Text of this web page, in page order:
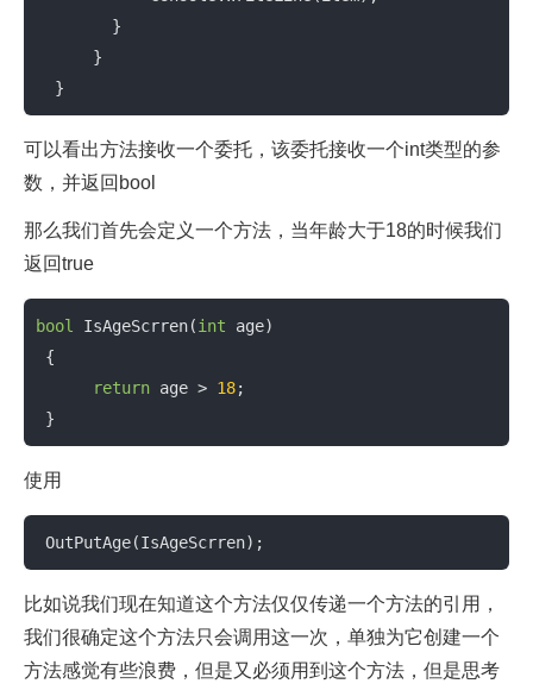
  }
可以看出方法接收一个委托，该委托接收一个int类型的参
数，并返回bool
那么我们首先会定义一个方法，当年龄大于18的时候我们
返回true
bool IsAgeScrren(int age)
return age > 18;
}
使用
OutPutAge(IsAgeScrren);
比如说我们现在知道这个方法仅仅传递一个方法的引用，
我们很确定这个方法只会调用这一次，单独为它创建一个
方法感觉有些浪费，但是又必须用到这个方法，但是思考